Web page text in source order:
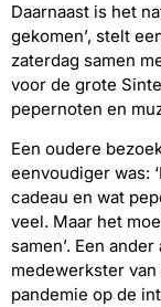
Daarnaast is het
gekomen’, stelt
zaterdag samen
voor de grote
pepernoten en
Een oudere
eenvoudiger was:
cadeau en wat
veel. Maar het
samen’. Een
medewerkster
pandemie op de